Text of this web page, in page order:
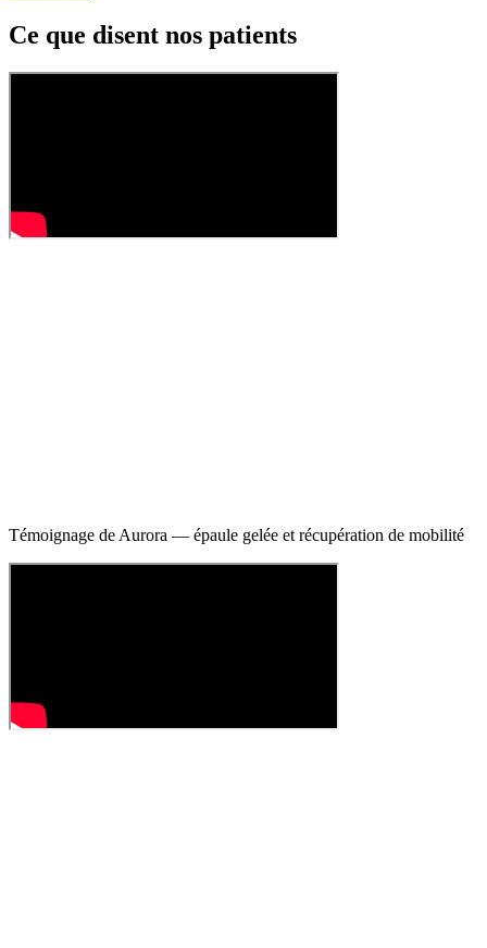
Ce que disent nos patients
Témoignage de Aurora — épaule gelée et récupération de mobilité